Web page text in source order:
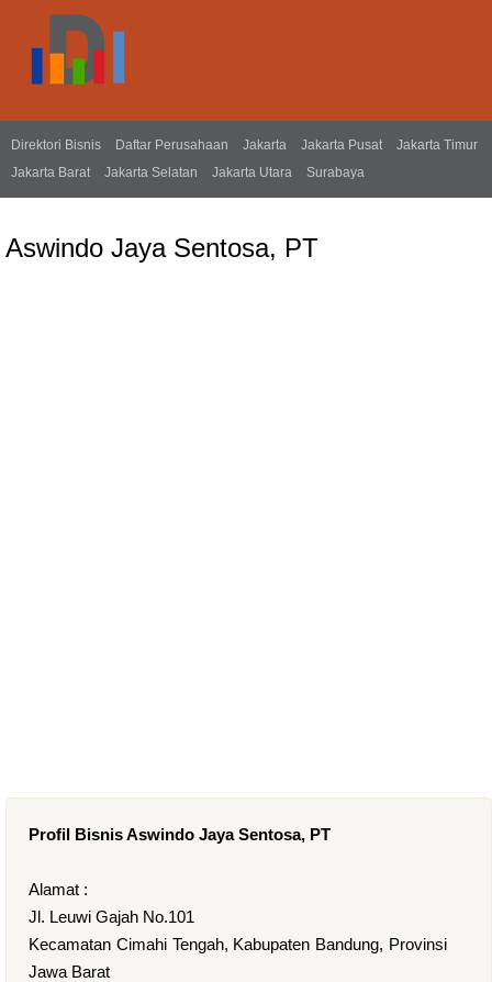
Direktori Bisnis Daftar Perusahaan Jakarta Jakarta Pusat
Jakarta Timur
Jakarta Barat
Jakarta Selatan Jakarta Utara Surabaya
Aswindo Jaya Sentosa, PT
Profil Bisnis Aswindo Jaya Sentosa, PT
Alamat :
Jl. Leuwi Gajah No.101
Kecamatan Cimahi Tengah, Kabupaten Bandung, Provinsi
Jawa Barat